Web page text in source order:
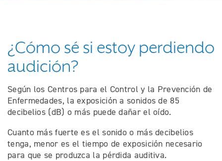
¿Cómo sé si estoy perdiendo
audición?
Según los Centros para el Control y la Prevención de
Enfermedades, la exposición a sonidos de 85
decibelios (dB) o más puede dañar el oído.
Cuanto más fuerte es el sonido o más decibelios
tenga, menor es el tiempo de exposición necesario
para que se produzca la pérdida auditiva.